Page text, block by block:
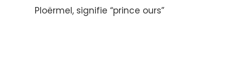
Ploërmel, signifie “prince ours”